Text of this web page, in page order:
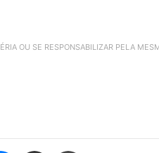
OU SE RESPONSABILIZAR PELA